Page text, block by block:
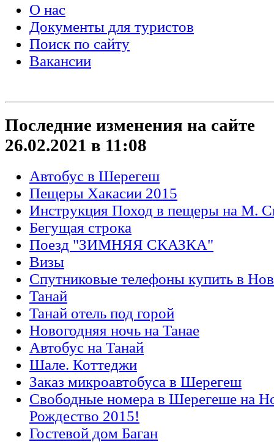
О нас
Документы для туристов
Поиск по сайту
Вакансии
Последние изменения на сайте
26.02.2021 в 11:08
Автобус в Шерегеш
Пещеры Хакасии 2015
Инструкция Поход в пещеры на М.
Бегущая строка
Поезд "ЗИМНЯЯ СКАЗКА"
Визы
Спутниковые телефоны купить в
Танай
Танай отель под горой
Новогодняя ночь на Танае
Автобус на Танай
Шале. Коттеджи
Заказ микроавтобуса в Шерегеш
Свободные номера в Шерегеше на
Рождество 2015!
Гостевой дом Баган